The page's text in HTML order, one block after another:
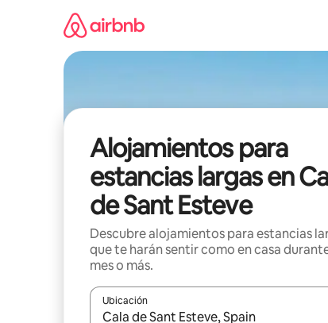
Alojamientos para
estancias largas en
de Sant Esteve
Descubre alojamientos para estancias
que te harán sentir como en casa
mes o más.
Ubicación
Cuando los resultados estén disponibles,